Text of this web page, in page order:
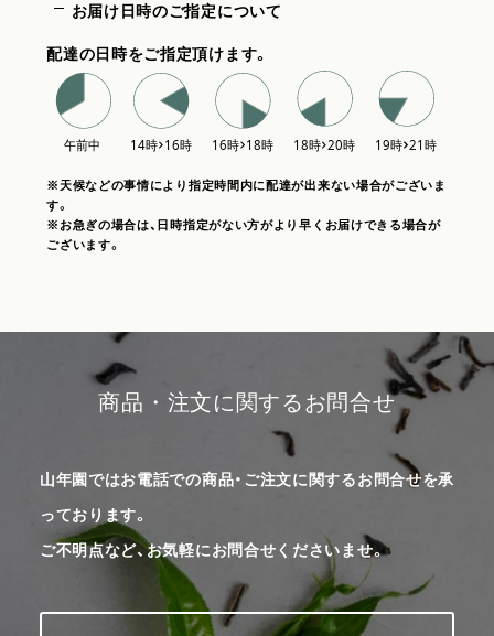
お届け日時のご指定について
配達の日時をご指定頂けます。
※天候などの事情により指定時間内に配達が出来ない場合がございま
す。
※お急ぎの場合は、日時指定がない方がより早くお届けできる場合が
ございます。
商品・注文に関するお問合せ
山年園ではお電話での商品・ご注文に関するお問合せを承
っております。
ご不明点など、お気軽にお問合せくださいませ。